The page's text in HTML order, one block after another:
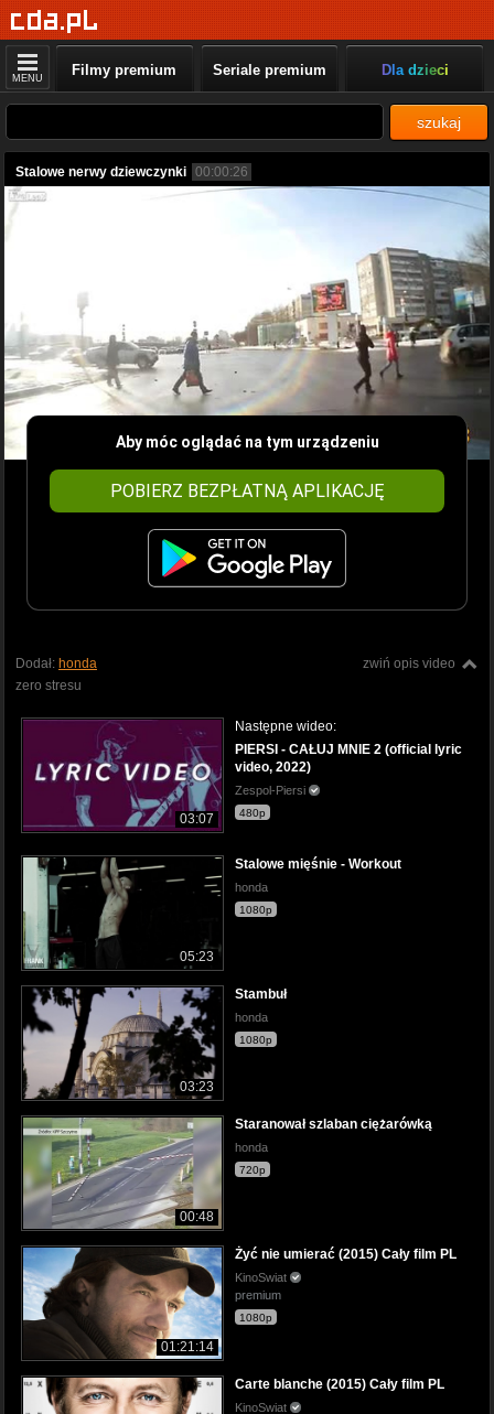
MENU Filmy premium Seriale premium Dla dzieci
szukaj
Stalowe nerwy dziewczynki 00:00:26
Aby móc oglądać na tym urządzeniu
POBIERZ BEZPŁATNĄ APLIKACJĘ
zwiń opis video
Dodał: honda
zero stresu
03:07
Następne wideo:
PIERSI - CAŁUJ MNIE 2 (official lyric
video, 2022)
Zespol-Piersi
480p
05:23
Stalowe mięśnie - Workout
honda
1080p
03:23
Stambuł
honda
1080p
00:48
Staranował szlaban ciężarówką
honda
720p
01:21:14
Żyć nie umierać (2015) Cały film PL
KinoSwiat
premium
1080p
Carte blanche (2015) Cały film PL
KinoSwiat